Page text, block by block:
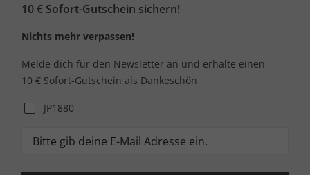
10 € Sofort-Gutschein sichern!
Nichts mehr verpassen!
Melde dich für den Newsletter an und erhalte einen
10 € Sofort-Gutschein als Dankeschön
JP1880